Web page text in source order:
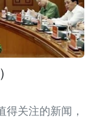
关注的新闻，